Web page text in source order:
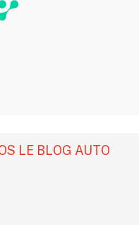
LE BLOG AUTO